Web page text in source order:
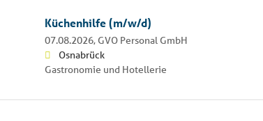
Küchenhilfe (m/w/d)
07.08.2026, GVO Personal GmbH
Osnabrück
Gastronomie und Hotellerie